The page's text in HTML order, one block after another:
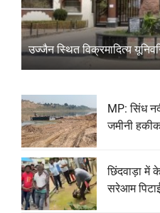
उज्जैन स्थित विक्रमादित्य
MP: सिंध
जमीनी
छिंदवाड़ा में
सरेआम